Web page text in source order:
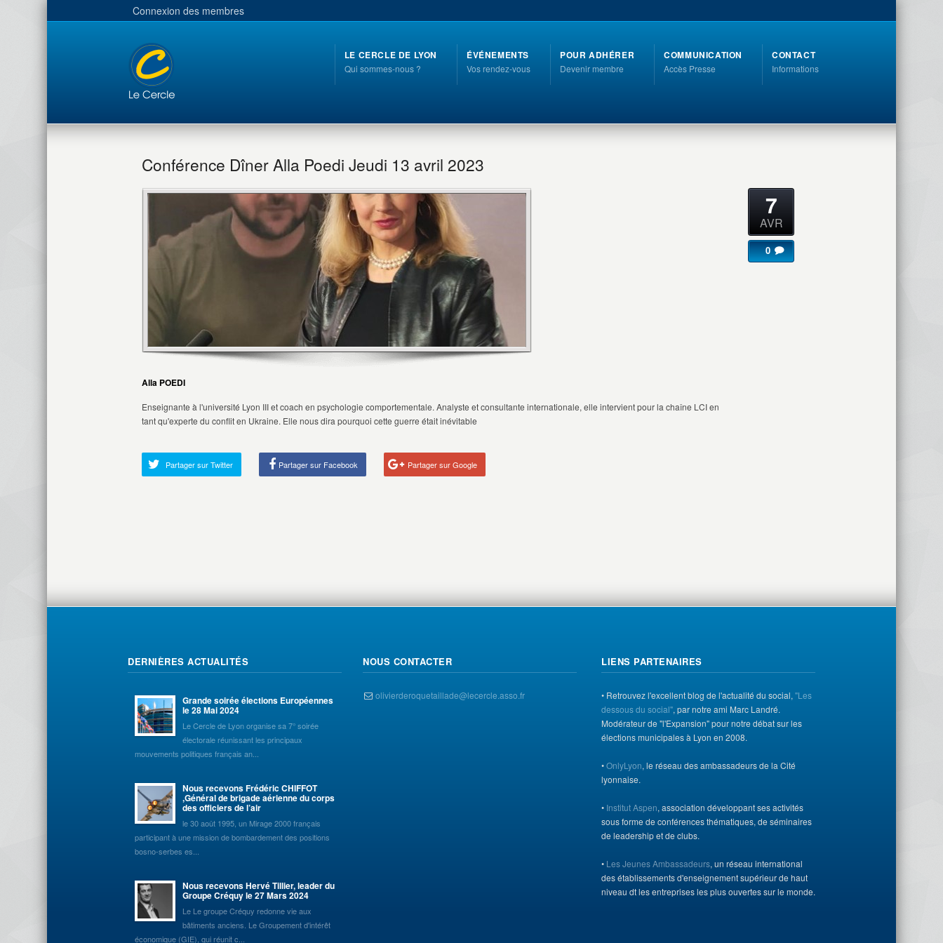
Connexion des membres
LE CERCLE DE LYON
Qui sommes-nous ?
ÉVÉNEMENTS
Vos rendez-vous
POUR ADHÉRER
Devenir membre
COMMUNICATION
Accès Presse
CONTACT
Informations
Conférence Dîner Alla Poedi Jeudi 13 avril 2023
Alla POEDI
Enseignante à l'université Lyon III et coach en psychologie comportementale. Analyste et consultante internationale, elle intervient pour la chaîne LCI en
tant qu'experte du conflit en Ukraine. Elle nous dira pourquoi cette guerre était inévitable
7
AVR
0
Partager sur Twitter Partager sur Facebook Partager sur Google
DERNIÈRES ACTUALITÉS
Grande soirée élections Européennes
le 28 Mai 2024
Le Cercle de Lyon organise sa 7° soirée
électorale réunissant les principaux
mouvements politiques français an...
Nous recevons Frédéric CHIFFOT
,Général de brigade aérienne du corps
des officiers de l’air
le 30 août 1995, un Mirage 2000 français
participant à une mission de bombardement des positions
bosno-serbes es...
Nous recevons Hervé Tillier, leader du
Groupe Créquy le 27 Mars 2024
Le Le groupe Créquy redonne vie aux
bâtiments anciens. Le Groupement d'intérêt
économique (GIE), qui réunit c...
NOUS CONTACTER
olivierderoquetaillade@lecercle.asso.fr
LIENS PARTENAIRES
• Retrouvez l'excellent blog de l'actualité du social, "Les
dessous du social", par notre ami Marc Landré.
Modérateur de "l'Expansion" pour notre débat sur les
élections municipales à Lyon en 2008.
•OnlyLyon, le réseau des ambassadeurs de la Cité
lyonnaise.
• Institut Aspen, association développant ses activités
sous forme de conférences thématiques, de séminaires
de leadership et de clubs.
• Les Jeunes Ambassadeurs, un réseau international
des établissements d'enseignement supérieur de haut
niveau dt les entreprises les plus ouvertes sur le monde.